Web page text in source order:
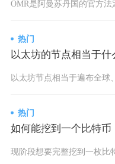
热门
以太坊的节点相当于什
热门
如何能挖到一个比特币